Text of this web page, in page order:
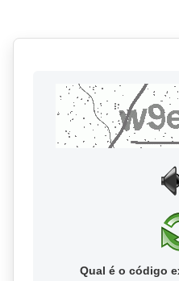
Qual é o código